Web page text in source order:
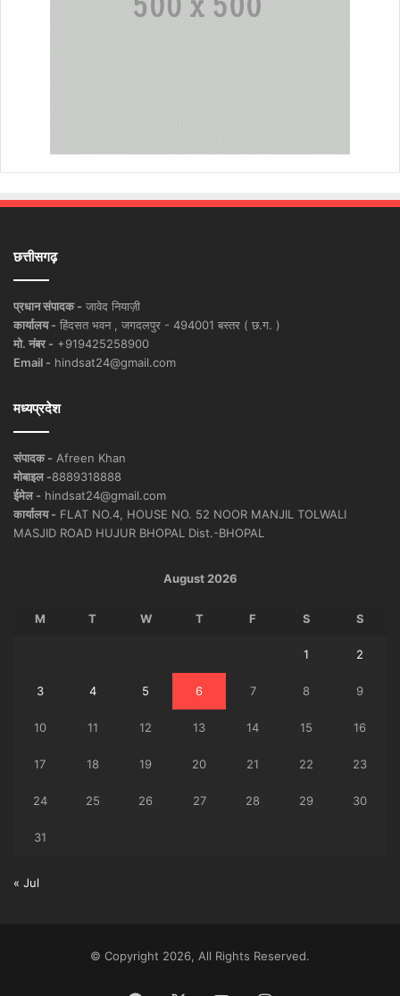
छत्तीसगढ़
प्रधान संपादक - जावेद नियाज़ी
कार्यालय - हिंदसत भवन , जगदलपुर - 494001 बस्तर ( छ.ग. )
मो. नंबर - +919425258900
Email - hindsat24@gmail.com
मध्यप्रदेश
संपादक - Afreen Khan
मोबाइल -8889318888
ईमेल - hindsat24@gmail.com
कार्यालय - FLAT NO.4, HOUSE NO. 52 NOOR MANJIL TOLWALI
MASJID ROAD HUJUR BHOPAL Dist.-BHOPAL
August 2026
M T W T F S S
1 2
3 4 5 6 7 8 9
10 11 12 13 14 15 16
17 18 19 20 21 22 23
24 25 26 27 28 29 30
31
« Jul
© Copyright 2026, All Rights Reserved.